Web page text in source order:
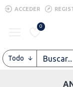
ACCEDER
0
Todo